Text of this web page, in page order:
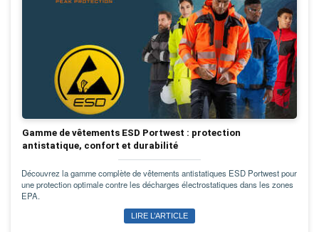
Gamme de vêtements ESD Portwest : protection
antistatique, confort et durabilité
Découvrez la gamme complète de vêtements antistatiques ESD Portwest pour
une protection optimale contre les décharges électrostatiques dans les zones
EPA.
LIRE L’ARTICLE